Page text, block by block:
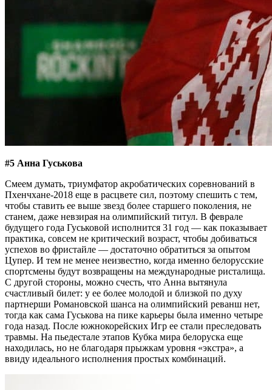
#5 Анна Гуськова
Смеем думать, триумфатор акробатических соревнований в
Пхенчхане-2018 еще в расцвете сил, поэтому спешить с тем,
чтобы ставить ее выше звезд более старшего поколения, не
станем, даже невзирая на олимпийский титул. В феврале
будущего года Гуськовой исполнится 31 год — как показывает
практика, совсем не критический возраст, чтобы добиваться
успехов во фристайле — достаточно обратиться за опытом
Цупер. И тем не менее неизвестно, когда именно белорусские
спортсмены будут возвращены на международные ристалища.
С другой стороны, можно счесть, что Анна вытянула
счастливый билет: у ее более молодой и близкой по духу
партнерши Романовской шанса на олимпийский реванш нет,
тогда как сама Гуськова на пике карьеры была именно четыре
года назад. После южнокорейских Игр ее стали преследовать
травмы. На пьедестале этапов Кубка мира белоруска еще
находилась, но не благодаря прыжкам уровня «экстра», а
ввиду идеального исполнения простых комбинаций.